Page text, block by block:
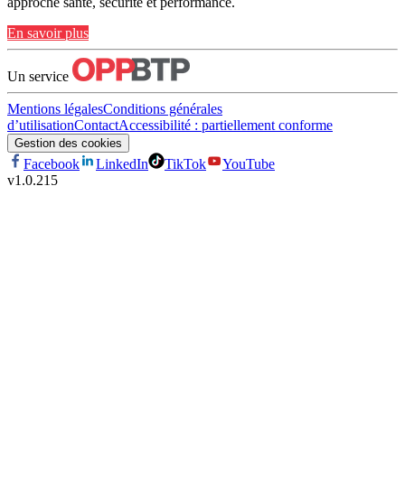
En savoir plus
Un service
Mentions légalesConditions générales
d’utilisationContactAccessibilité : partiellement conforme
Gestion des cookies
Facebook LinkedIn TikTok
YouTube
v1.0.215